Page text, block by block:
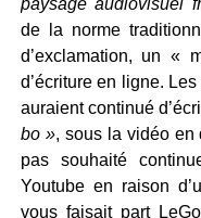
paysage audiovisuel
de la norme
d’exclamation, un «
d’écriture en ligne.
auraient continué
bo », sous la vidéo en
pas souhaité
Youtube en raison
vous faisait part